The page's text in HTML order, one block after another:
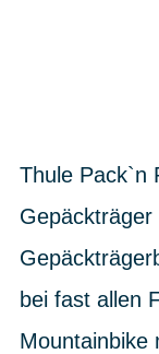
Thule Pack`n
bei fast allen
Mountainbike